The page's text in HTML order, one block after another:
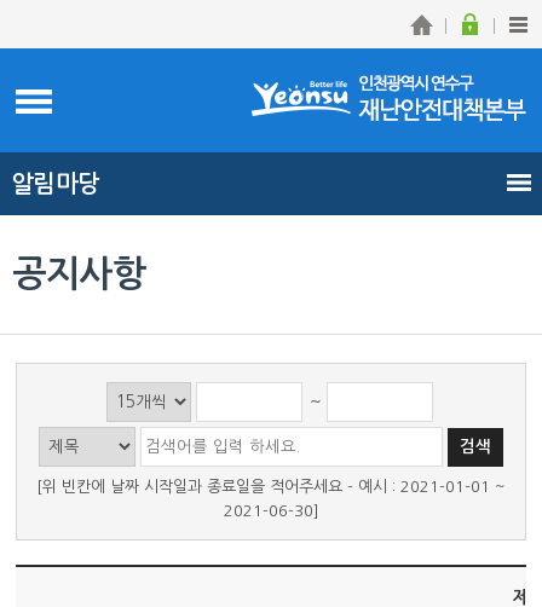
알림마당
공지사항
~
[위 빈칸에 날짜 시작일과 종료일을 적어주세요 - 예시 : 2021-01-01 ~
2021-06-30]
제